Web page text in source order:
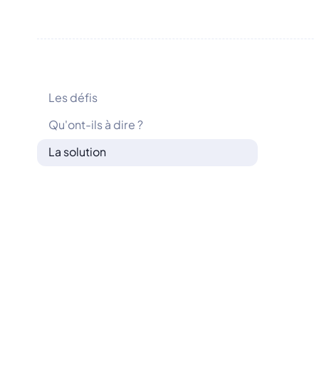
Les défis
Qu'ont-ils à dire ?
La solution